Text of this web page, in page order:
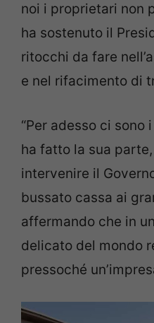
noi i proprietari non
ha sostenuto il
ritocchi da fare
e nel rifacimento di
“Per adesso ci sono
ha fatto la sua
intervenire il
bussato cassa ai
affermando che in
delicato del mondo
pressoché